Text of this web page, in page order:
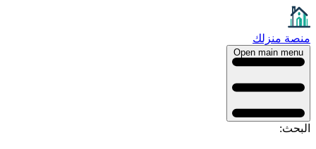
منصة منزلك
Open main menu
البحث: